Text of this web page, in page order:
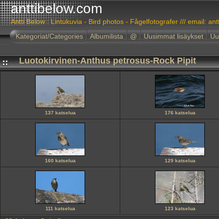
anttibelow.com
Antti Below : Lintukuvia - Bird photos - Fågelfotografer /// email:
Kategoriat/Categories
Albumilista @ Uusimmat lisäykset
Luotokirvinen-Anthus petrosus-Rock Pipit
137 katselua 176 katselua
160 katselua 129 katselua
111 katselua 123 katselua